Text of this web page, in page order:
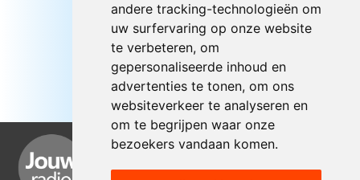
andere tracking-technologieën om
uw surfervaring op onze website
te verbeteren, om
gepersonaliseerde inhoud en
advertenties te tonen, om ons
websiteverkeer te analyseren en
om te begrijpen waar onze
bezoekers vandaan komen.